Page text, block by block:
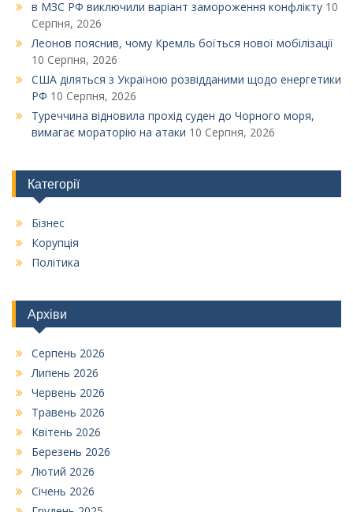
в МЗС РФ виключили варіант замороження конфлікту 10
Серпня, 2026
Леонов пояснив, чому Кремль боїться нової мобілізації
10 Серпня, 2026
США діляться з Україною розвідданими щодо енергетики
РФ 10 Серпня, 2026
Туреччина відновила прохід суден до Чорного моря,
вимагає мораторію на атаки 10 Серпня, 2026
Категорії
Бізнес
Корупція
Політика
Архіви
Серпень 2026
Липень 2026
Червень 2026
Травень 2026
Квітень 2026
Березень 2026
Лютий 2026
Січень 2026